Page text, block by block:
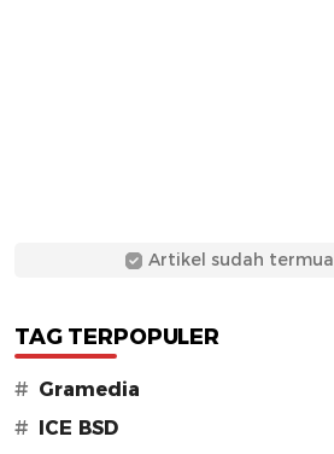
Artikel sudah
TAG TERPOPULER
# Gramedia
#
ICE BSD